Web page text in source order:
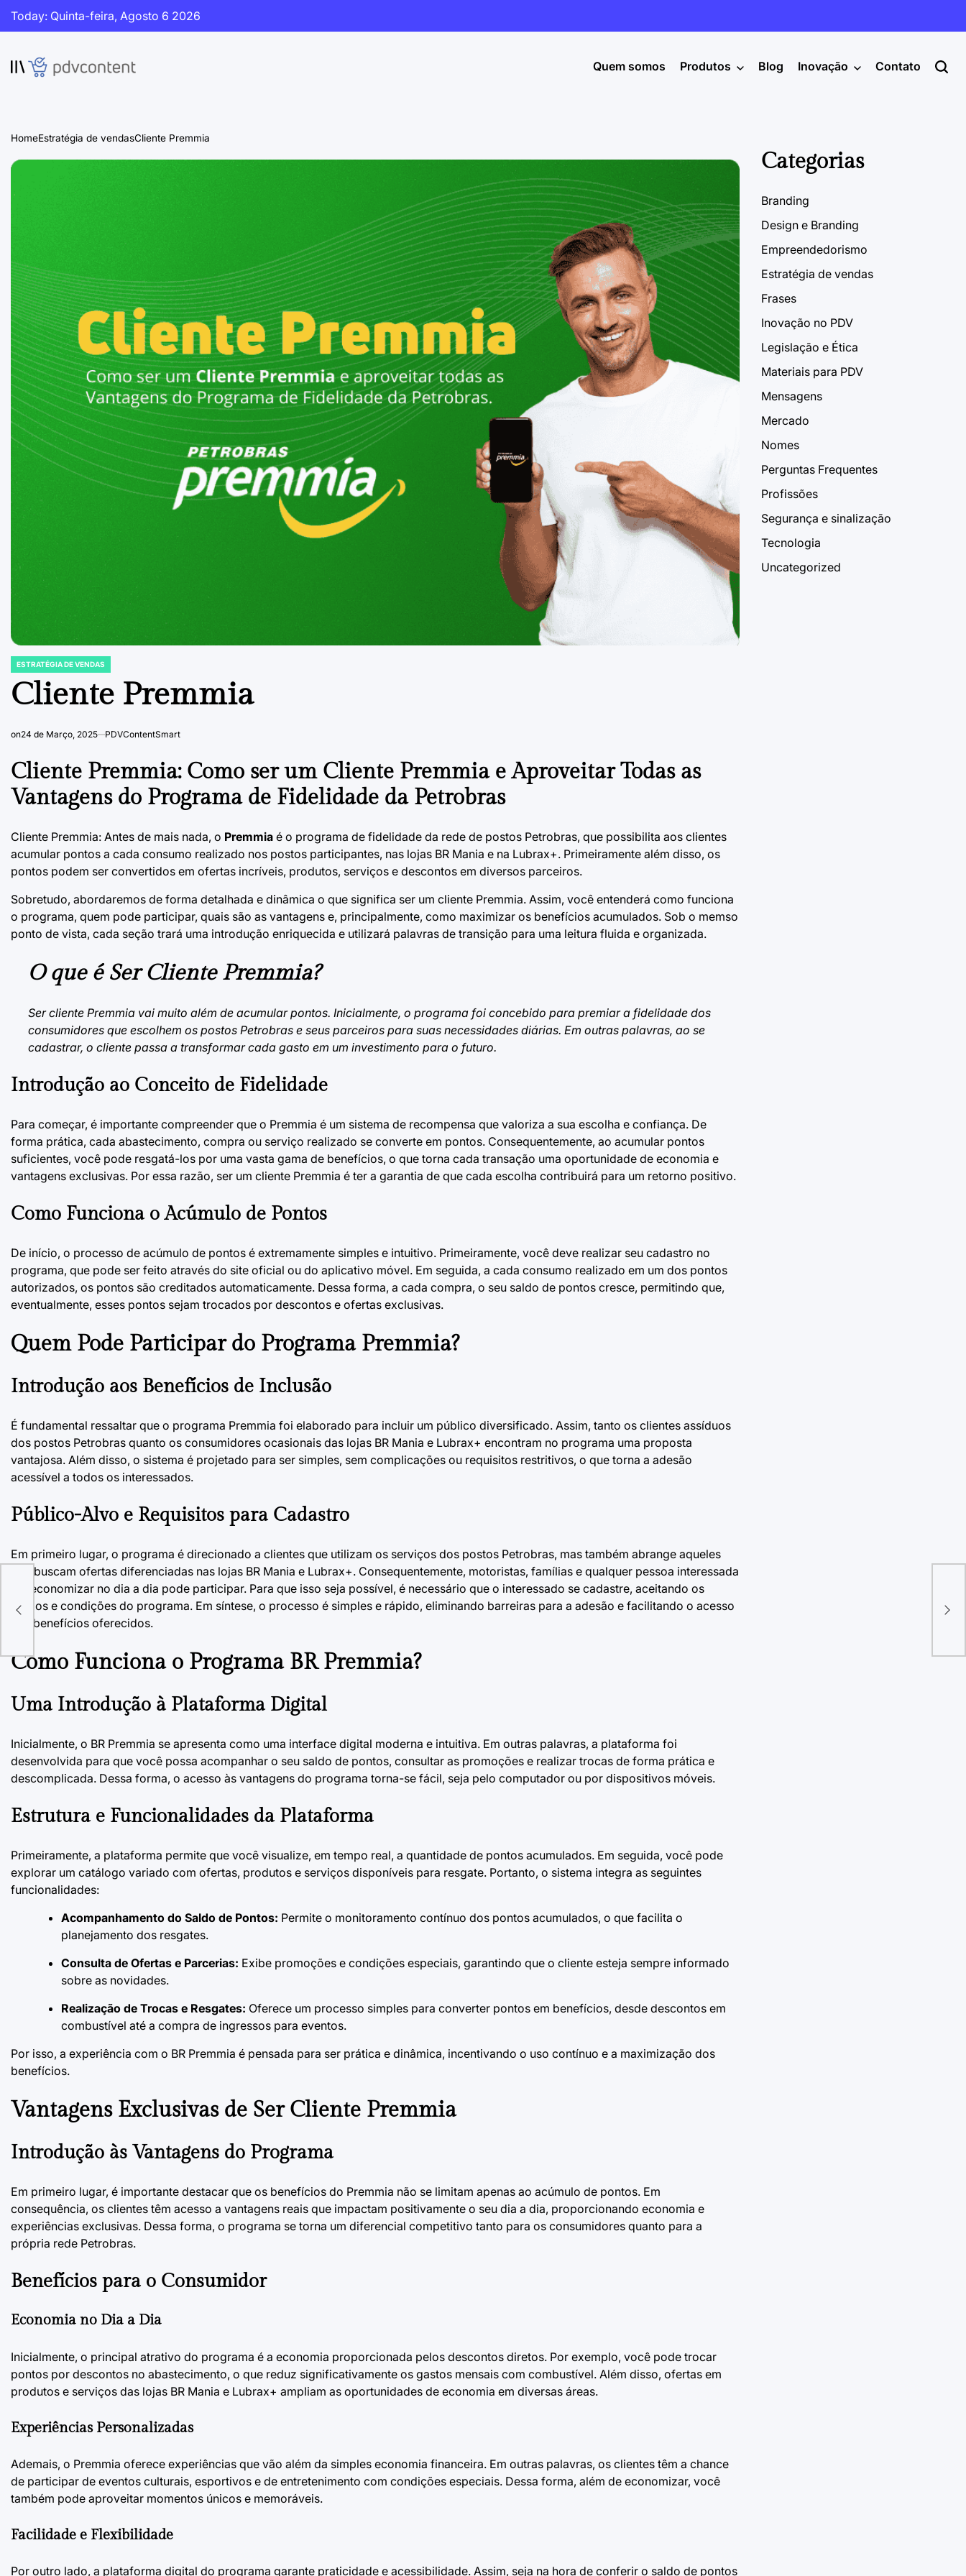
Skip
Today: Quinta-feira, Agosto 6 2026
PDVContent
Quem somos Produtos Blog Inovação Contato
HomeEstratégia de vendasCliente Premmia
POSTED
ESTRATÉGIA DE VENDAS
Cliente Premmia
on24 de Março, 2025 PDVContentSmart
Cliente Premmia: Como ser um Cliente Premmia e Aproveitar Todas as
Vantagens do Programa de Fidelidade da Petrobras
Cliente Premmia: Antes de mais nada, o Premmia é o programa de fidelidade da rede de postos Petrobras, que possibilita aos clientes
acumular pontos a cada consumo realizado nos postos participantes, nas lojas BR Mania e na Lubrax+. Primeiramente além disso, os
pontos podem ser convertidos em ofertas incríveis, produtos, serviços e descontos em diversos parceiros.
Sobretudo, abordaremos de forma detalhada e dinâmica o que significa ser um cliente Premmia. Assim, você entenderá como funciona
o programa, quem pode participar, quais são as vantagens e, principalmente, como maximizar os benefícios acumulados. Sob o memso
ponto de vista, cada seção trará uma introdução enriquecida e utilizará palavras de transição para uma leitura fluida e organizada.
O que é Ser Cliente Premmia?
Ser cliente Premmia vai muito além de acumular pontos. Inicialmente, o programa foi concebido para premiar a fidelidade dos
consumidores que escolhem os postos Petrobras e seus parceiros para suas necessidades diárias. Em outras palavras, ao se
cadastrar, o cliente passa a transformar cada gasto em um investimento para o futuro.
Introdução ao Conceito de Fidelidade
Para começar, é importante compreender que o Premmia é um sistema de recompensa que valoriza a sua escolha e confiança. De
forma prática, cada abastecimento, compra ou serviço realizado se converte em pontos. Consequentemente, ao acumular pontos
suficientes, você pode resgatá-los por uma vasta gama de benefícios, o que torna cada transação uma oportunidade de economia e
vantagens exclusivas. Por essa razão, ser um cliente Premmia é ter a garantia de que cada escolha contribuirá para um retorno positivo.
Como Funciona o Acúmulo de Pontos
De início, o processo de acúmulo de pontos é extremamente simples e intuitivo. Primeiramente, você deve realizar seu cadastro no
programa, que pode ser feito através do site oficial ou do aplicativo móvel. Em seguida, a cada consumo realizado em um dos pontos
autorizados, os pontos são creditados automaticamente. Dessa forma, a cada compra, o seu saldo de pontos cresce, permitindo que,
eventualmente, esses pontos sejam trocados por descontos e ofertas exclusivas.
Quem Pode Participar do Programa Premmia?
Introdução aos Benefícios de Inclusão
É fundamental ressaltar que o programa Premmia foi elaborado para incluir um público diversificado. Assim, tanto os clientes assíduos
dos postos Petrobras quanto os consumidores ocasionais das lojas BR Mania e Lubrax+ encontram no programa uma proposta
vantajosa. Além disso, o sistema é projetado para ser simples, sem complicações ou requisitos restritivos, o que torna a adesão
acessível a todos os interessados.
Público-Alvo e Requisitos para Cadastro
Em primeiro lugar, o programa é direcionado a clientes que utilizam os serviços dos postos Petrobras, mas também abrange aqueles
que buscam ofertas diferenciadas nas lojas BR Mania e Lubrax+. Consequentemente, motoristas, famílias e qualquer pessoa interessada
em economizar no dia a dia pode participar. Para que isso seja possível, é necessário que o interessado se cadastre, aceitando os
termos e condições do programa. Em síntese, o processo é simples e rápido, eliminando barreiras para a adesão e facilitando o acesso
aos benefícios oferecidos.
Como Funciona o Programa BR Premmia?
Uma Introdução à Plataforma Digital
Inicialmente, o BR Premmia se apresenta como uma interface digital moderna e intuitiva. Em outras palavras, a plataforma foi
desenvolvida para que você possa acompanhar o seu saldo de pontos, consultar as promoções e realizar trocas de forma prática e
descomplicada. Dessa forma, o acesso às vantagens do programa torna-se fácil, seja pelo computador ou por dispositivos móveis.
Estrutura e Funcionalidades da Plataforma
Primeiramente, a plataforma permite que você visualize, em tempo real, a quantidade de pontos acumulados. Em seguida, você pode
explorar um catálogo variado com ofertas, produtos e serviços disponíveis para resgate. Portanto, o sistema integra as seguintes
funcionalidades:
Acompanhamento do Saldo de Pontos: Permite o monitoramento contínuo dos pontos acumulados, o que facilita o
planejamento dos resgates.
Consulta de Ofertas e Parcerias: Exibe promoções e condições especiais, garantindo que o cliente esteja sempre informado
sobre as novidades.
Realização de Trocas e Resgates: Oferece um processo simples para converter pontos em benefícios, desde descontos em
combustível até a compra de ingressos para eventos.
Por isso, a experiência com o BR Premmia é pensada para ser prática e dinâmica, incentivando o uso contínuo e a maximização dos
benefícios.
Vantagens Exclusivas de Ser Cliente Premmia
Introdução às Vantagens do Programa
Em primeiro lugar, é importante destacar que os benefícios do Premmia não se limitam apenas ao acúmulo de pontos. Em
consequência, os clientes têm acesso a vantagens reais que impactam positivamente o seu dia a dia, proporcionando economia e
experiências exclusivas. Dessa forma, o programa se torna um diferencial competitivo tanto para os consumidores quanto para a
própria rede Petrobras.
Benefícios para o Consumidor
Economia no Dia a Dia
Inicialmente, o principal atrativo do programa é a economia proporcionada pelos descontos diretos. Por exemplo, você pode trocar
pontos por descontos no abastecimento, o que reduz significativamente os gastos mensais com combustível. Além disso, ofertas em
produtos e serviços das lojas BR Mania e Lubrax+ ampliam as oportunidades de economia em diversas áreas.
Experiências Personalizadas
Ademais, o Premmia oferece experiências que vão além da simples economia financeira. Em outras palavras, os clientes têm a chance
de participar de eventos culturais, esportivos e de entretenimento com condições especiais. Dessa forma, além de economizar, você
também pode aproveitar momentos únicos e memoráveis.
Facilidade e Flexibilidade
Por outro lado, a plataforma digital do programa garante praticidade e acessibilidade. Assim, seja na hora de conferir o saldo de pontos
Categorias
Branding
Design e Branding
Empreendedorismo
Estratégia de vendas
Frases
Inovação no PDV
Legislação e Ética
Materiais para PDV
Mensagens
Mercado
Nomes
Perguntas Frequentes
Profissões
Segurança e sinalização
Tecnologia
Uncategorized